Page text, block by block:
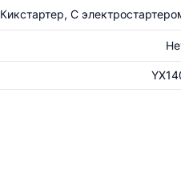
Кикстартер, С